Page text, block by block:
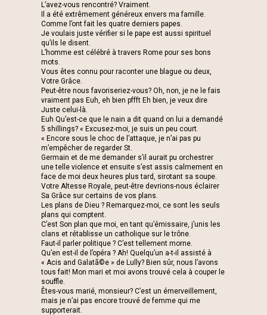
L’avez-vous rencontré? Vraiment.
Il a été extrêmement généreux envers ma famille.
Comme l’ont fait les quatre derniers papes.
Je voulais juste vérifier si le pape est aussi spirituel
qu’ils le disent.
L’homme est célébré à travers Rome pour ses bons
mots.
Vous êtes connu pour raconter une blague ou deux,
Votre Grâce.
Peut-être nous favoriseriez-vous? Oh, non, je ne le fais
vraiment pas Euh, eh bien pffft Eh bien, je veux dire
Juste celui-là.
Euh Qu’est-ce que le nain a dit quand on lui a demandé
5 shillings? « Excusez-moi, je suis un peu court.
« Encore sous le choc de l’attaque, je n’ai pas pu
m’empêcher de regarder St.
Germain et de me demander s’il aurait pu orchestrer
une telle violence et ensuite s’est assis calmement en
face de moi deux heures plus tard, sirotant sa soupe.
Votre Altesse Royale, peut-être devrions-nous éclairer
Sa Grâce sur certains de vos plans.
Les plans de Dieu ? Remarquez-moi, ce sont les seuls
plans qui comptent.
C’est Son plan que moi, en tant qu’émissaire, j’unis les
clans et rétablisse un catholique sur le trône.
Faut-il parler politique ? C’est tellement morne.
Qu’en est-il de l’opéra ? Ah! Quelqu’un a-t-il assisté à
« Acis and Galatã©e » de Lully? Bien sûr, nous l’avons
tous fait! Mon mari et moi avons trouvé cela à couper le
souffle.
Êtes-vous marié, monsieur? C’est un émerveillement,
mais je n’ai pas encore trouvé de femme qui me
supporterait.